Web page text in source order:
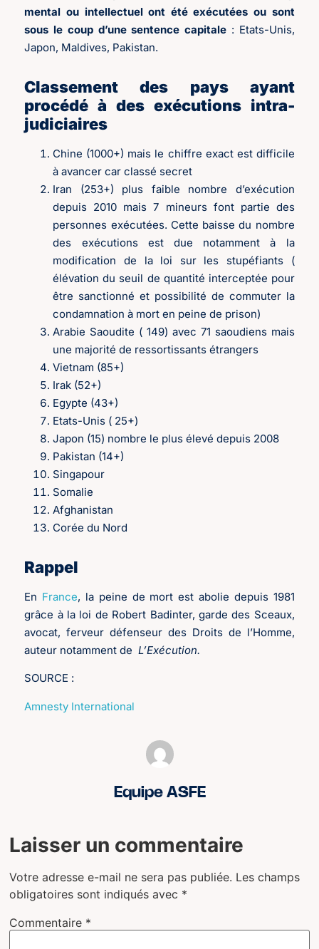
mental ou intellectuel ont été exécutées ou sont
sous le coup d’une sentence capitale : Etats-Unis,
Japon, Maldives, Pakistan.
Classement des pays ayant
procédé à des exécutions intra-
judiciaires
Chine (1000+) mais le chiffre exact est difficile
à avancer car classé secret
Iran (253+) plus faible nombre d’exécution
depuis 2010 mais 7 mineurs font partie des
personnes exécutées. Cette baisse du nombre
des exécutions est due notamment à la
modification de la loi sur les stupéfiants (
élévation du seuil de quantité interceptée pour
être sanctionné et possibilité de commuter la
condamnation à mort en peine de prison)
Arabie Saoudite ( 149) avec 71 saoudiens mais
une majorité de ressortissants étrangers
Vietnam (85+)
Irak (52+)
Egypte (43+)
Etats-Unis ( 25+)
Japon (15) nombre le plus élevé depuis 2008
Pakistan (14+)
Singapour
Somalie
Afghanistan
Corée du Nord
Rappel
En France, la peine de mort est abolie depuis 1981
grâce à la loi de Robert Badinter, garde des Sceaux,
avocat, ferveur défenseur des Droits de l’Homme,
auteur notamment de L’Exécution.
SOURCE :
Amnesty International
Equipe ASFE
Laisser un commentaire
Votre adresse e-mail ne sera pas publiée. Les champs
obligatoires sont indiqués avec *
Commentaire *